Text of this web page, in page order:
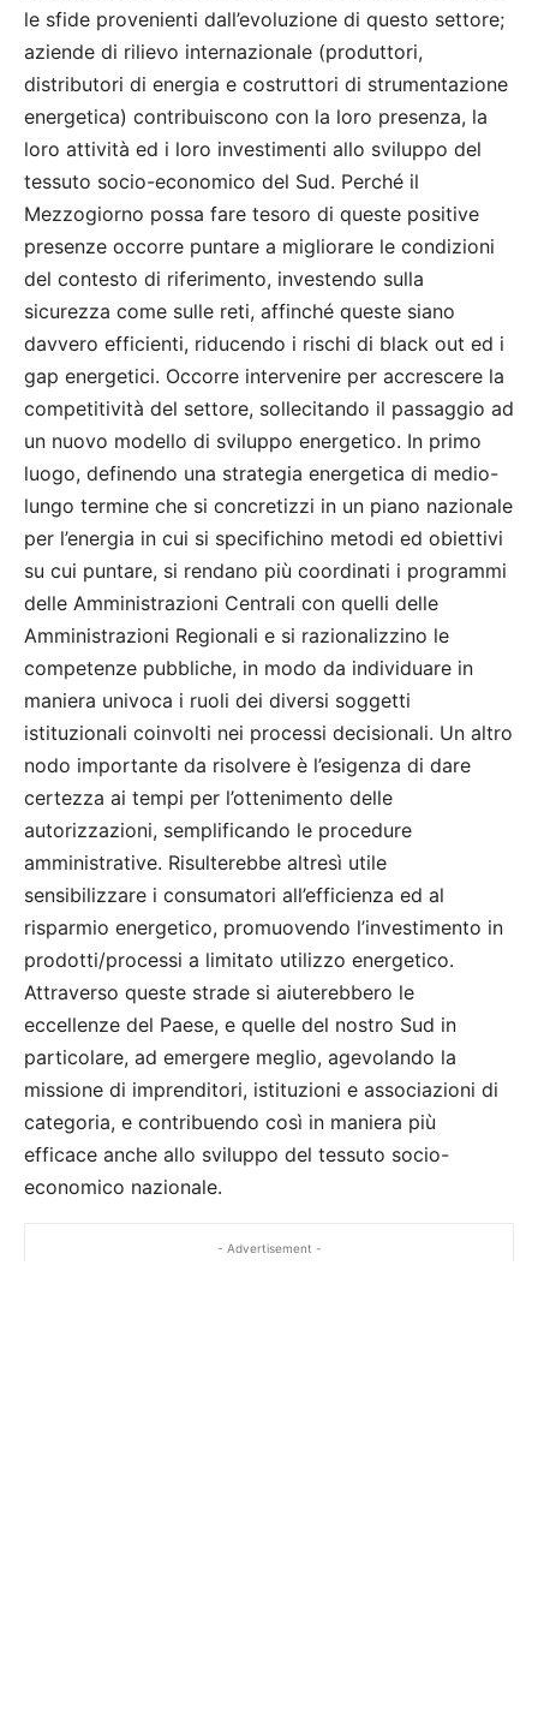
le sfide provenienti dall’evoluzione di questo settore;
aziende di rilievo internazionale (produttori,
distributori di energia e costruttori di strumentazione
energetica) contribuiscono con la loro presenza, la
loro attività ed i loro investimenti allo sviluppo del
tessuto socio-economico del Sud. Perché il
Mezzogiorno possa fare tesoro di queste positive
presenze occorre puntare a migliorare le condizioni
del contesto di riferimento, investendo sulla
sicurezza come sulle reti, affinché queste siano
davvero efficienti, riducendo i rischi di black out ed i
gap energetici. Occorre intervenire per accrescere la
competitività del settore, sollecitando il passaggio ad
un nuovo modello di sviluppo energetico. In primo
luogo, definendo una strategia energetica di medio-
lungo termine che si concretizzi in un piano nazionale
per l’energia in cui si specifichino metodi ed obiettivi
su cui puntare, si rendano più coordinati i programmi
delle Amministrazioni Centrali con quelli delle
Amministrazioni Regionali e si razionalizzino le
competenze pubbliche, in modo da individuare in
maniera univoca i ruoli dei diversi soggetti
istituzionali coinvolti nei processi decisionali. Un altro
nodo importante da risolvere è l’esigenza di dare
certezza ai tempi per l’ottenimento delle
autorizzazioni, semplificando le procedure
amministrative. Risulterebbe altresì utile
sensibilizzare i consumatori all’efficienza ed al
risparmio energetico, promuovendo l’investimento in
prodotti/processi a limitato utilizzo energetico.
Attraverso queste strade si aiuterebbero le
eccellenze del Paese, e quelle del nostro Sud in
particolare, ad emergere meglio, agevolando la
missione di imprenditori, istituzioni e associazioni di
categoria, e contribuendo così in maniera più
efficace anche allo sviluppo del tessuto socio-
economico nazionale.
- Advertisement -